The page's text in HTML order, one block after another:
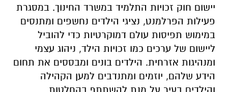
יישום חוק זכויות התלמיד במשרד החינוך. במסגרת
פעילות הפרלמנט, נציגי הילדים נחשפים ומתנסים
במימוש תפיסות עולם דמוקרטיות כדי להוביל
ליישום של ערכים כמו זכויות הילד, ניהוג עצמי
ומנהיגות אזרחית. הילדים בונים ומבססים את תחום
הידע שלהם, יוזמים ומתנדבים למען הקהילה
והילדים בעיר על מנת להשתתף בהחלטות